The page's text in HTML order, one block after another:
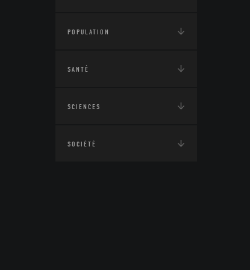
POPULATION
SANTÉ
SCIENCES
SOCIÉTÉ